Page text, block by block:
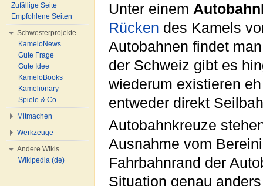
Unter einem
Rücken des Kamels
Autobahnen findet
der Schweiz gibt es
wiederum existieren
entweder direkt
Autobahnkreuze
Ausnahme vom
Fahrbahnrand der
Situation genau
Zufällige Seite
Empfohlene Seiten
Schwesterprojekte
KameloNews
Gute Frage
Gute Idee
KameloBooks
Kamelionary
Spiele & Co.
Mitmachen
Werkzeuge
Andere Wikis
Wikipedia (de)